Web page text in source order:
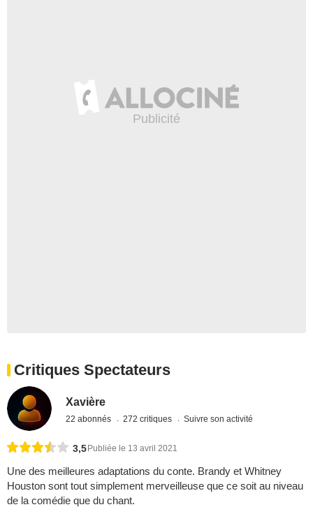
Critiques Spectateurs
Xavière
22 abonnés 272 critiques Suivre son activité
3,5 Publiée le 13 avril 2021
Une des meilleures adaptations du conte. Brandy et Whitney
Houston sont tout simplement merveilleuse que ce soit au niveau
de la comédie que du chant.